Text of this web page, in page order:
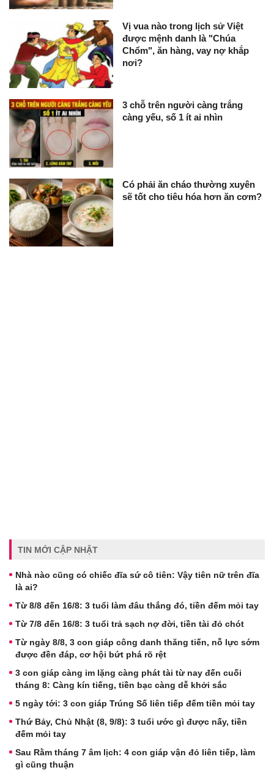
Vị vua nào trong lịch sử Việt
được mệnh danh là "Chúa
Chổm", ăn hàng, vay nợ khắp
nơi?
3 chỗ trên người càng trắng
càng yếu, số 1 ít ai nhìn
Có phải ăn cháo thường xuyên
sẽ tốt cho tiêu hóa hơn ăn cơm?
TIN MỚI CẬP NHẬT
Nhà nào cũng có chiếc đĩa sứ cô tiên: Vậy tiên nữ trên đĩa
là ai?
Từ 8/8 đến 16/8: 3 tuổi làm đâu thắng đó, tiền đếm mỏi tay
Từ 7/8 đến 16/8: 3 tuổi trả sạch nợ đời, tiền tài đỏ chót
Từ ngày 8/8, 3 con giáp công danh thăng tiến, nỗ lực sớm
được đền đáp, cơ hội bứt phá rõ rệt
3 con giáp càng im lặng càng phát tài từ nay đến cuối
tháng 8: Càng kín tiếng, tiền bạc càng dễ khởi sắc
5 ngày tới: 3 con giáp Trúng Số liên tiếp đếm tiền mỏi tay
Thứ Bảy, Chủ Nhật (8, 9/8): 3 tuổi ước gì được nấy, tiền
đếm mỏi tay
Sau Rằm tháng 7 âm lịch: 4 con giáp vận đỏ liên tiếp, làm
gì cũng thuận